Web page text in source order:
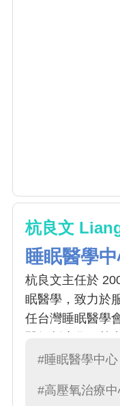
杭良文
睡眠醫學
杭良文主任於
眠醫學，致力於
任台灣睡眠醫學
疾病致病機轉及
#睡眠醫學中心
#高壓氧治療